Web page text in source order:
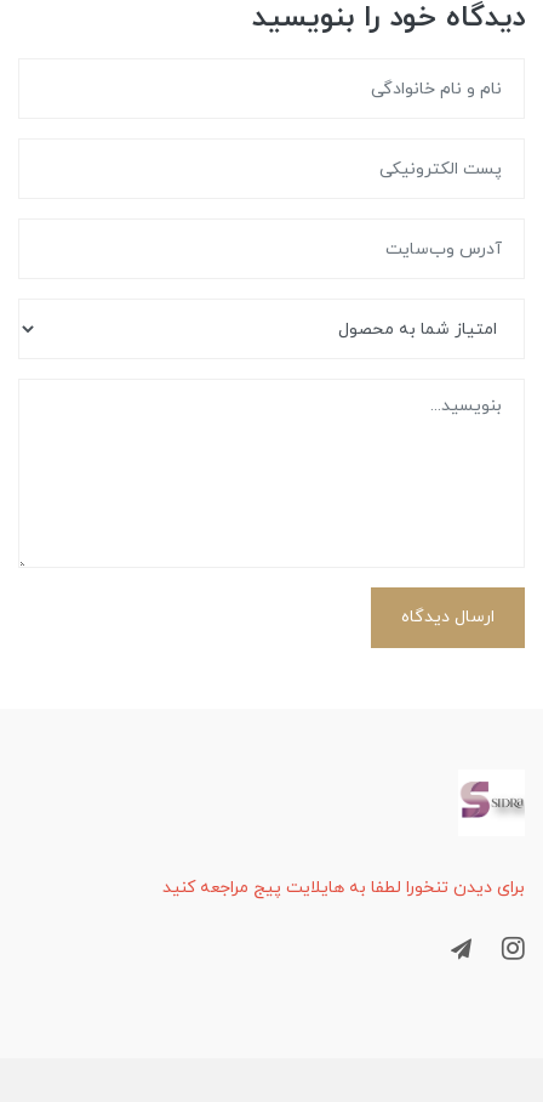
دیدگاه خود را بنویسید
ارسال دیدگاه
برای دیدن تنخورا لطفا به هایلایت پیج مراجعه کنید